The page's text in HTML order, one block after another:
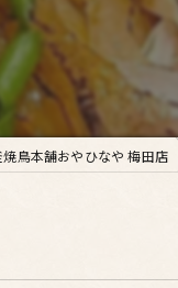
鳥本舗おやひなや 梅田店